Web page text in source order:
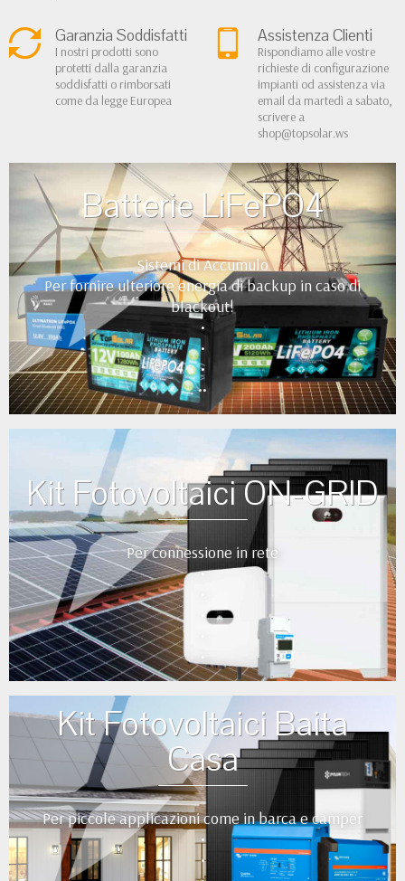
Garanzia Soddisfatti
I nostri prodotti sono
protetti dalla garanzia
soddisfatti o rimborsati
come da legge Europea
Assistenza Clienti
Rispondiamo alle vostre
richieste di configurazione
impianti od assistenza via
email da martedì a sabato,
scrivere a
shop@topsolar.ws
Batterie LiFePO4
Sistemi di Accumulo
Per fornire ulteriore energia di backup in caso di
blackout!
•
•
•
••
Kit Fotovoltaici ON-GRID
Per connessione in rete
•
•
Kit Fotovoltaici Baita
Casa
Per piccole applicazioni come in barca e camper
•
•